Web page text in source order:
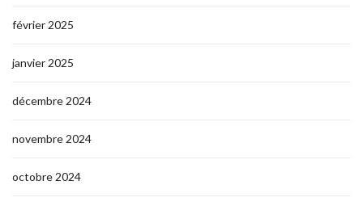
février 2025
janvier 2025
décembre 2024
novembre 2024
octobre 2024